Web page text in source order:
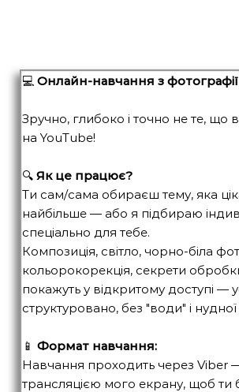
💻 Онлайн-навчання з фотографії
Зручно, глибоко і точно не те, що
на YouTube!
🔍 Як це працює?
Ти сам/сама обираєш тему, яка
найбільше — або я підбираю
спеціально для тебе.
Композиція, світло, чорно-біла
кольорокорекція, секрети
покажуть у відкритому доступі —
структуровано, без "води" і нудної
📱 Формат навчання:
Навчання проходить через Viber
трансляцією мого екрану, щоб ти